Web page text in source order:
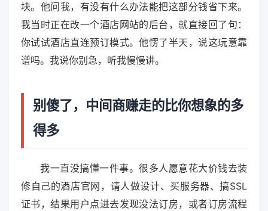
块。他问我，有没有什么办法能把这部分钱省下来。
我当时正在改一个酒店网站的后台，就直接回了句：
你试试酒店直连预订模式。他愣了半天，说这玩意靠
谱吗。我说你别急，听我慢慢讲。
别傻了，中间商赚走的比你想象的多
得多
我一直没搞懂一件事。很多人愿意花大价钱去装
修自己的酒店官网，请人做设计、买服务器、搞SSL
证书，结果用户点进去发现没法订房，或者订房流程